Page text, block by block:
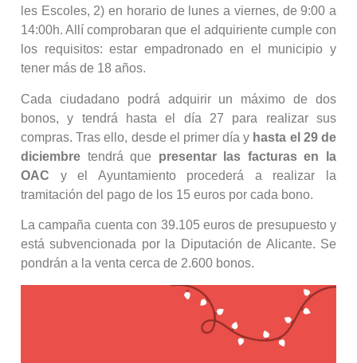
les Escoles, 2) en horario de lunes a viernes, de 9:00 a
14:00h. Allí comprobaran que el adquiriente cumple con
los requisitos: estar empadronado en el municipio y
tener más de 18 años.
Cada ciudadano podrá adquirir un máximo de dos
bonos, y tendrá hasta el día 27 para realizar sus
compras. Tras ello, desde el primer día y hasta el 29 de
diciembre tendrá que presentar las facturas en la
OAC y el Ayuntamiento procederá a realizar la
tramitación del pago de los 15 euros por cada bono.
La campaña cuenta con 39.105 euros de presupuesto y
está subvencionada por la Diputación de Alicante. Se
pondrán a la venta cerca de 2.600 bonos.